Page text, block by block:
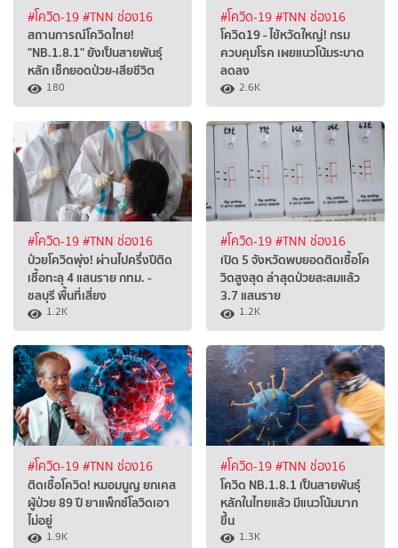
#โควิด-19#TNN ช่อง16
สถานการณ์โควิดไทย!
"NB.1.8.1" ยังเป็นสายพันธุ์
หลัก เช็กยอดป่วย-เสียชีวิต
180
#โควิด-19#TNN ช่อง16
โควิด19 - ไข้หวัดใหญ่! กรม
ควบคุมโรค เผยแนวโน้มระบาด
ลดลง
2.6K
#โควิด-19#TNN ช่อง16
ป่วยโควิดพุ่ง! ผ่านไปครึ่งปีติด
เชื้อทะลุ 4 แสนราย กทม. -
ชลบุรี พื้นที่เสี่ยง
1.2K
#โควิด-19#TNN ช่อง16
เปิด 5 จังหวัดพบยอดติดเชื้อโค
วิดสูงสุด ล่าสุดป่วยสะสมแล้ว
3.7 แสนราย
1.2K
#โควิด-19#TNN ช่อง16
ติดเชื้อโควิด! หมอมนูญ ยกเคส
ผู้ป่วย 89 ปี ยาแพ็กซ์โลวิดเอา
ไม่อยู่
1.9K
#โควิด-19#TNN ช่อง16
โควิด NB.1.8.1 เป็นสายพันธุ์
หลักในไทยแล้ว มีแนวโน้มมาก
ขึ้น
1.3K